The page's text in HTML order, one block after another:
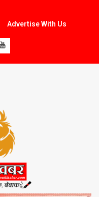
Advertise With Us